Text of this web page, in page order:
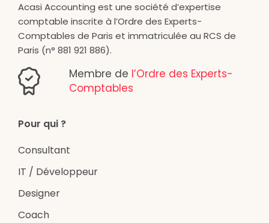
Acasi Accounting est une société d’expertise
comptable inscrite à l’Ordre des Experts-
Comptables de Paris et immatriculée au RCS de
Paris (n° 881 921 886).
Membre de l’Ordre des Experts-
Comptables
Pour qui ?
Consultant
IT / Développeur
Designer
Coach